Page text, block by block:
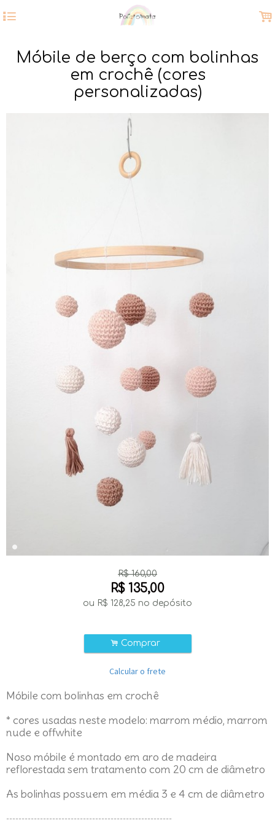
4 .
Móbile de berço com bolinhas
em crochê (cores
personalizadas)
R$160,00
R$ 135,00
ou R$ 128,25 no depósito
. Comprar
Calcular o frete
Móbile com bolinhas em crochê
* cores usadas neste modelo: marrom médio, marrom
nude e offwhite
Noso móbile é montado em aro de madeira
reflorestada sem tratamento com 20 cm de diâmetro
As bolinhas possuem em média 3 e 4 cm de diâmetro
------------------------------------------------------